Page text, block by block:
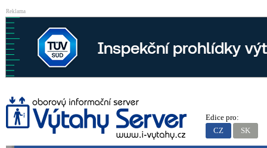
Reklama
Edice pro:
CZ
SK